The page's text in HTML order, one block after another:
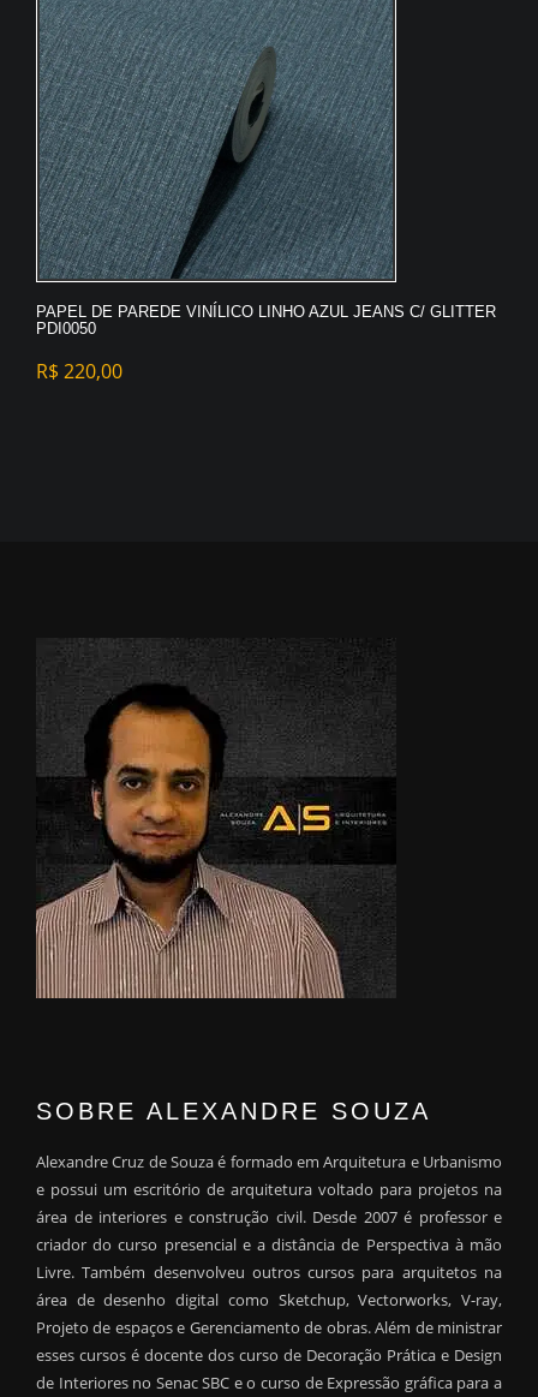
PAPEL DE PAREDE VINÍLICO LINHO AZUL JEANS C/ GLITTER
PDI0050
R$ 220,00
SOBRE ALEXANDRE SOUZA
Alexandre Cruz de Souza é formado em Arquitetura e Urbanismo
e possui um escritório de arquitetura voltado para projetos na
área de interiores e construção civil. Desde 2007 é professor e
criador do curso presencial e a distância de Perspectiva à mão
Livre. Também desenvolveu outros cursos para arquitetos na
área de desenho digital como Sketchup, Vectorworks, V-ray,
Projeto de espaços e Gerenciamento de obras. Além de ministrar
esses cursos é docente dos curso de Decoração Prática e Design
de Interiores no Senac SBC e o curso de Expressão gráfica para a